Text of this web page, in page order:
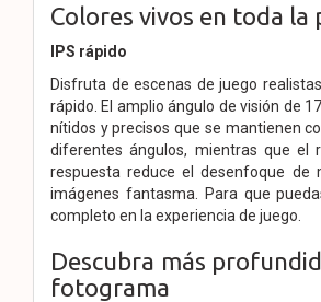
Colores vivos en toda la
IPS rápido
Disfruta de escenas de juego
rápido. El amplio ángulo de visión de
nítidos y precisos que se mantienen
diferentes ángulos, mientras que el
respuesta reduce el desenfoque de
imágenes fantasma. Para que
completo en la experiencia de juego.
Descubra más
fotograma